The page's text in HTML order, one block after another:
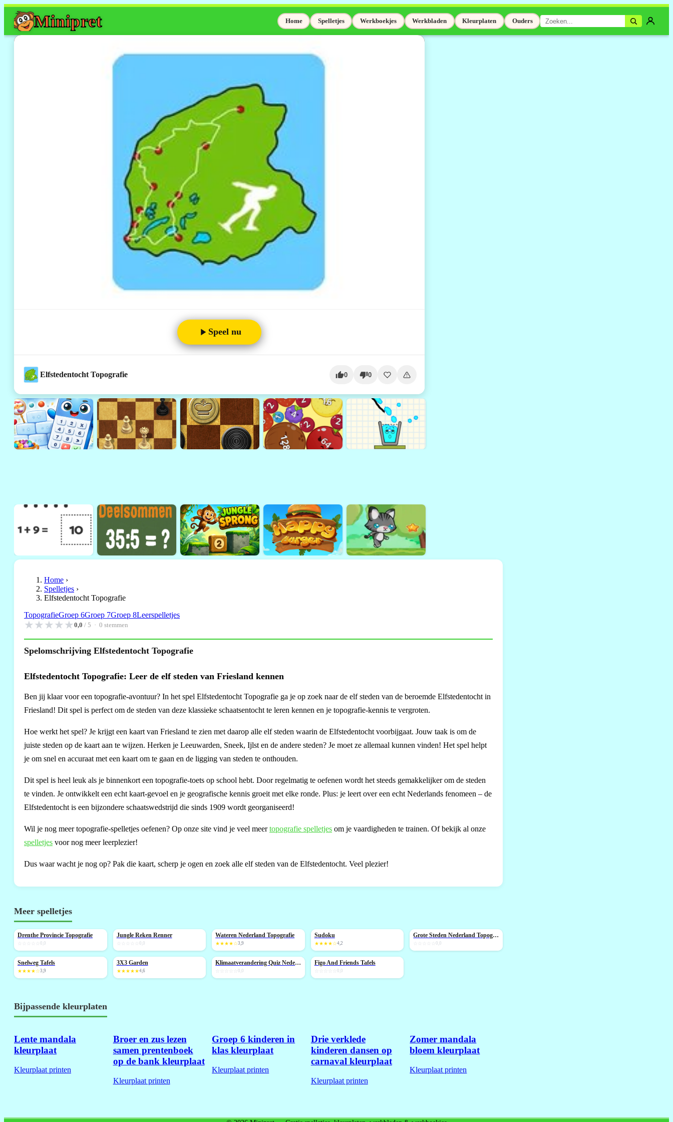
Minipret Home Spelletjes Werkboekjes Werkbladen Kleurplaten Ouders
Speel nu
Elfstedentocht Topografie 0 0
Home ›
Spelletjes ›
Elfstedentocht Topografie
TopografieGroep 6Groep 7Groep 8Leerspelletjes
★★★★★0,0 / 5 · 0 stemmen
Spelomschrijving Elfstedentocht Topografie
Elfstedentocht Topografie: Leer de elf steden van Friesland kennen
Ben jij klaar voor een topografie-avontuur? In het spel Elfstedentocht Topografie ga je op zoek naar de elf steden van de beroemde Elfstedentocht in
Friesland! Dit spel is perfect om de steden van deze klassieke schaatsentocht te leren kennen en je topografie-kennis te vergroten.
Hoe werkt het spel? Je krijgt een kaart van Friesland te zien met daarop alle elf steden waarin de Elfstedentocht voorbijgaat. Jouw taak is om de
juiste steden op de kaart aan te wijzen. Herken je Leeuwarden, Sneek, Ijlst en de andere steden? Je moet ze allemaal kunnen vinden! Het spel helpt
je om snel en accuraat met een kaart om te gaan en de ligging van steden te onthouden.
Dit spel is heel leuk als je binnenkort een topografie-toets op school hebt. Door regelmatig te oefenen wordt het steeds gemakkelijker om de steden
te vinden. Je ontwikkelt een echt kaart-gevoel en je geografische kennis groeit met elke ronde. Plus: je leert over een echt Nederlands fenomeen – de
Elfstedentocht is een bijzondere schaatswedstrijd die sinds 1909 wordt georganiseerd!
Wil je nog meer topografie-spelletjes oefenen? Op onze site vind je veel meertopografie spelletjes om je vaardigheden te trainen. Of bekijk al onze
spelletjes voor nog meer leerplezier!
Dus waar wacht je nog op? Pak die kaart, scherp je ogen en zoek alle elf steden van de Elfstedentocht. Veel plezier!
Meer spelletjes
NIEUW
Drenthe Provincie Topografie
0,0
NIEUW
Jungle Reken Renner
0,0
Wateren Nederland Topografie
★★★★☆3,9
NIEUW
Sudoku
★★★★☆4,2
NIEUW Grote Steden Nederland Topografie
☆☆☆☆☆0,0
NIEUW
Snelweg Tafels
★★★★☆3,9
3X3 Garden
★★★★★4,6
NIEUW Klimaatverandering Quiz Nederland
☆☆☆☆☆0,0
Figo And Friends Tafels
0,0
Bijpassende kleurplaten
Lente mandala
kleurplaat
Kleurplaat printen
Broer en zus lezen
samen prentenboek
op de bank kleurplaat
Kleurplaat printen
Groep 6 kinderen in
klas kleurplaat
Kleurplaat printen
Drie verklede
kinderen dansen op
carnaval kleurplaat
Kleurplaat printen
Zomer mandala
bloem kleurplaat
Kleurplaat printen